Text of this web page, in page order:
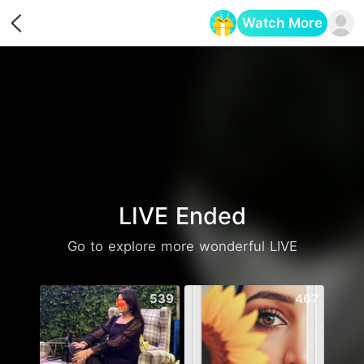
Watch More
LIVE Ended
Go to explore more wonderful LIVE
539 467